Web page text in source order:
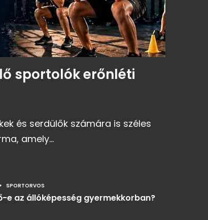
sportolók erőnléti
és serdülők számára is széles
amely...
SPORTORVOS
e az állóképesség gyermekkorban?